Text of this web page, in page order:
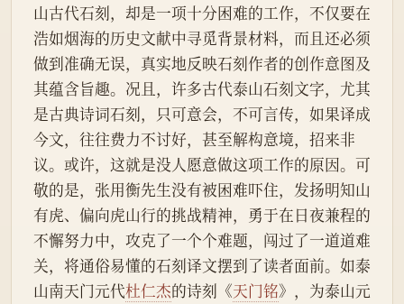
山古代石刻，却是一项十分困难的工作，不仅要在
浩如烟海的历史文献中寻觅背景材料，而且还必须
做到准确无误，真实地反映石刻作者的创作意图及
其蕴含旨趣。况且，许多古代泰山石刻文字，尤其
是古典诗词石刻，只可意会，不可言传，如果译成
今文，往往费力不讨好，甚至解构意境，招来非
议。或许，这就是没人愿意做这项工作的原因。可
敬的是，张用衡先生没有被困难吓住，发扬明知山
有虎、偏向虎山行的挑战精神，勇于在日夜兼程的
不懈努力中，攻克了一个个难题，闯过了一道道难
关，将通俗易懂的石刻译文摆到了读者面前。如泰
山南天门元代杜仁杰的诗刻《天门铭》，为泰山元